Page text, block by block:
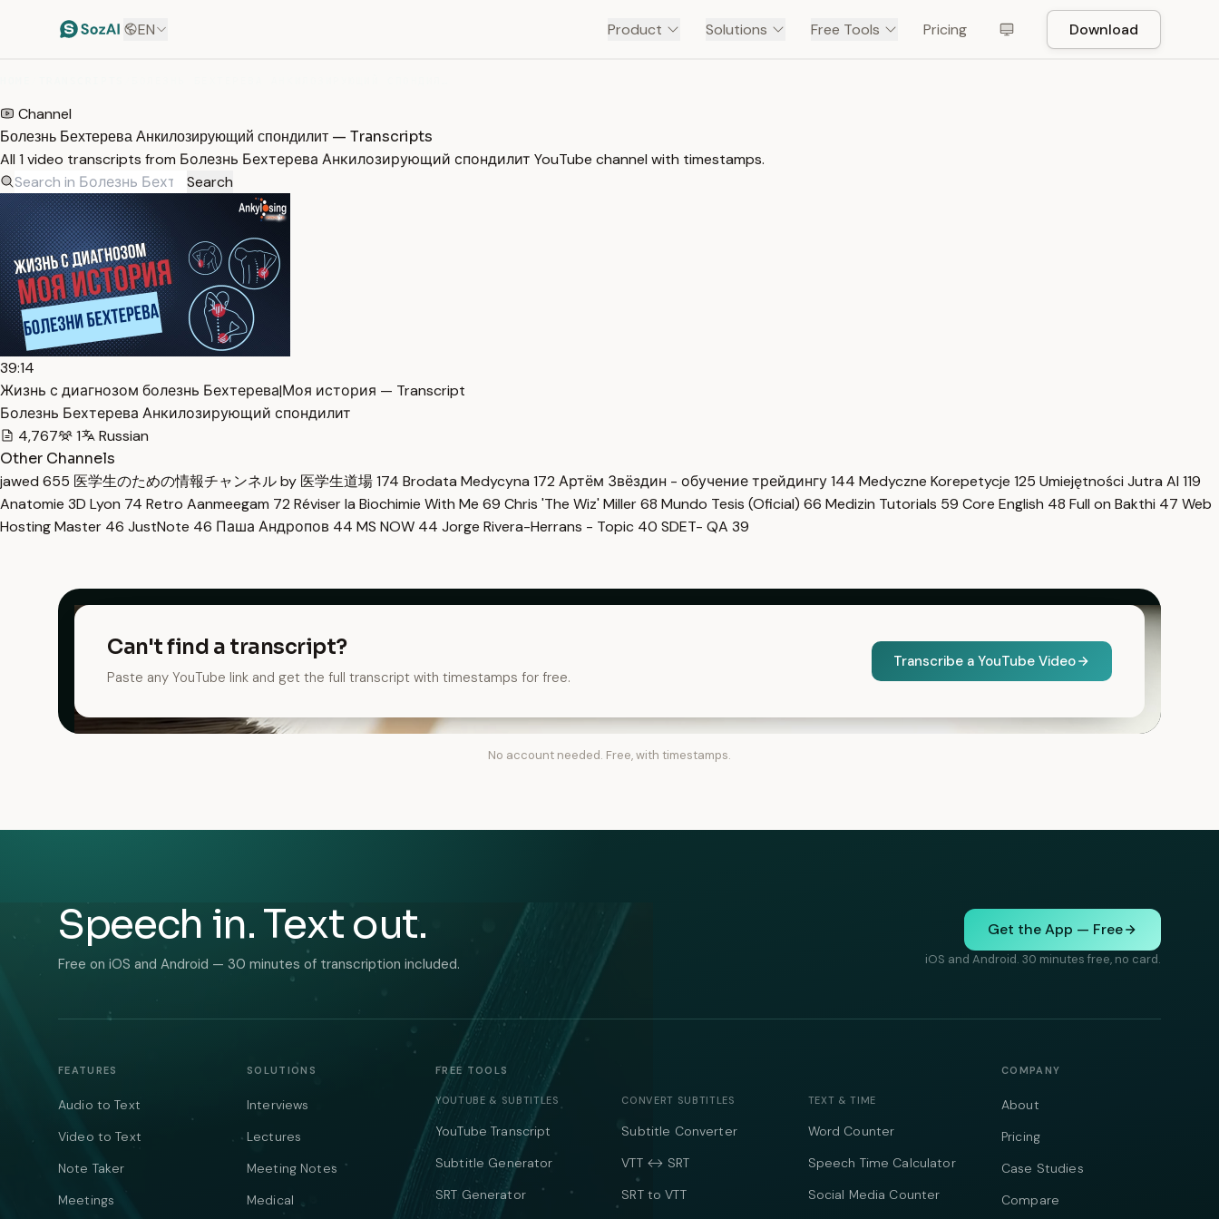
EN Product Solutions Free Tools Pricing Download
Channel
Болезнь Бехтерева Анкилозирующий спондилит — Transcripts
All 1 video transcripts from Болезнь Бехтерева Анкилозирующий спондилит YouTube channel with timestamps.
Search
39:14
Жизнь с диагнозом болезнь Бехтерева|Моя история — Transcript
Болезнь Бехтерева Анкилозирующий спондилит
4,767
1
Russian
Other Channels
jawed 655 医学生のための情報チャンネル by 医学生道場174 Brodata Medycyna 172 Артём Звёздин - обучение трейдингу144 Medyczne Korepetycje 125 Umiejętności Jutra AI 119
Anatomie 3D Lyon 74 Retro Aanmeegam 72 Réviser la Biochimie With Me 69 Chris 'The Wiz' Miller68 Mundo Tesis (Oficial) 66 Medizin Tutorials 59 Core English 48 Full on Bakthi 47 Web
Hosting Master 46 JustNote 46 Паша Андропов 44 MS NOW 44 Jorge Rivera-Herrans - Topic 40 SDET- QA 39
Can't find a transcript?
Paste any YouTube link and get the full transcript with timestamps for free.
Transcribe a YouTube Video
No account needed. Free, with timestamps.
Speech in. Text out.
Free on iOS and Android — 30 minutes of transcription included.
Get the App — Free
iOS and Android. 30 minutes free, no card.
FEATURES
Audio to Text
Video to Text
Note Taker
Meetings
SOLUTIONS
Interviews
Lectures
Meeting Notes
Medical
FREE TOOLS
YOUTUBE & SUBTITLES
YouTube Transcript
Subtitle Generator
SRT Generator
CONVERT SUBTITLES
Subtitle Converter
VTT ↔ SRT
SRT to VTT
TEXT & TIME
Word Counter
Speech Time Calculator
Social Media Counter
COMPANY
About
Pricing
Case Studies
Compare